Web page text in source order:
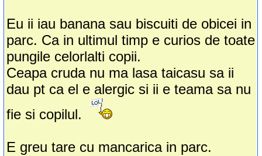
Eu ii iau banana sau biscuiti de obicei in
parc. Ca in ultimul timp e curios de toate
pungile celorlalti copii.
Ceapa cruda nu ma lasa taicasu sa ii
dau pt ca el e alergic si ii e teama sa nu
fie si copilul.
E greu tare cu mancarica in parc.